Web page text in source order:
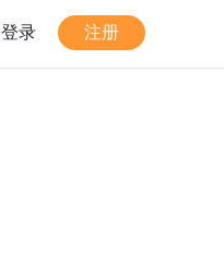
登录 注册